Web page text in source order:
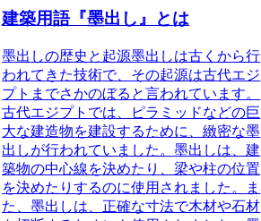
建築用語『墨出し』とは
墨出しの歴史と起源墨出しは古くから行
われてきた技術で、その起源は古代エジ
プトまでさかのぼると言われています。
古代エジプトでは、ピラミッドなどの巨
大な建造物を建設するために、緻密な墨
出しが行われていました。墨出しは、建
築物の中心線を決めたり、梁や柱の位置
を決めたりするのに使用されました。ま
た、墨出しは、正確な寸法で木材や石材